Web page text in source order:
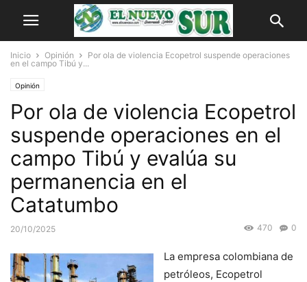
Inicio Opinión
Por ola de violencia Ecopetrol suspende operaciones
en el campo Tibú y...
Opinión
Por ola de violencia Ecopetrol
suspende operaciones en el
campo Tibú y evalúa su
permanencia en el
Catatumbo
20/10/2025 0
470
La empresa colombiana de
petróleos, Ecopetrol